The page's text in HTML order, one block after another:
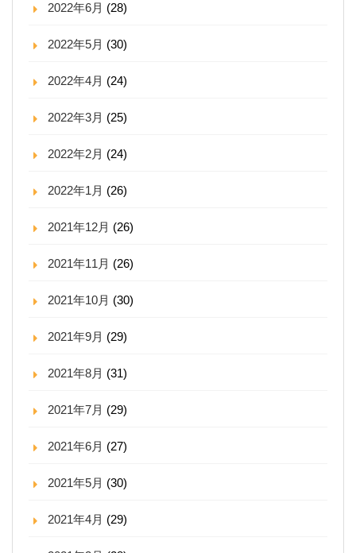
2022年6月 (28)
2022年5月 (30)
2022年4月 (24)
2022年3月 (25)
2022年2月 (24)
2022年1月 (26)
2021年12月 (26)
2021年11月 (26)
2021年10月 (30)
2021年9月 (29)
2021年8月 (31)
2021年7月 (29)
2021年6月 (27)
2021年5月 (30)
2021年4月 (29)